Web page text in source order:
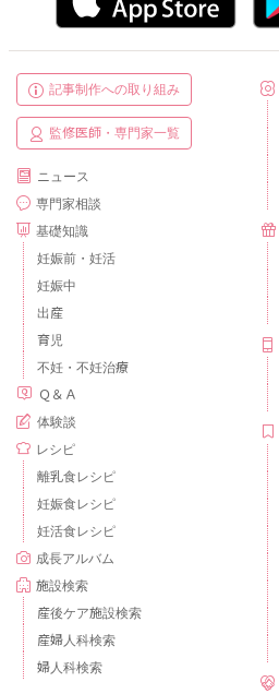
記事制作への取り組み
監修医師・専門家一覧
ニュース
専門家相談
基礎知識
妊娠前・妊活
妊娠中
出産
育児
不妊・不妊治療
Ｑ＆Ａ
体験談
レシピ
離乳食レシピ
妊娠食レシピ
妊活食レシピ
成長アルバム
施設検索
産後ケア施設検索
産婦人科検索
婦人科検索